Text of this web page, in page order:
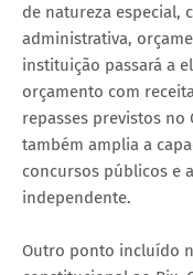
de natureza especial,
administrativa,
instituição passará a
orçamento com
repasses previstos
também amplia a
concursos públicos e
independente.
Outro ponto incluído